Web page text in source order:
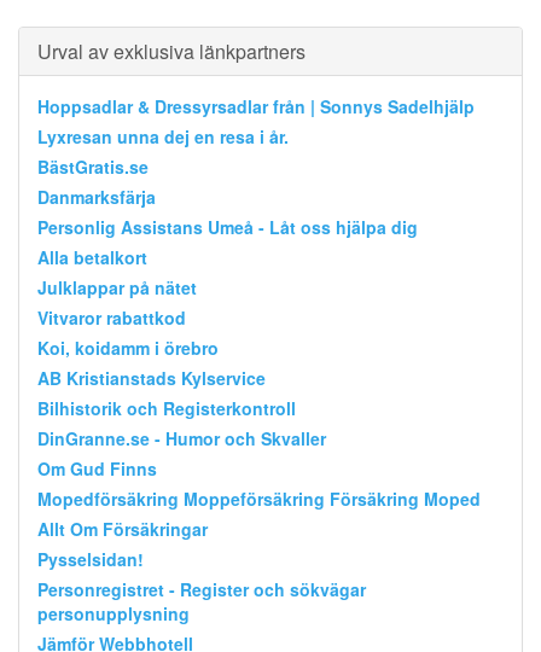
Urval av exklusiva länkpartners
Hoppsadlar & Dressyrsadlar från | Sonnys Sadelhjälp
Lyxresan unna dej en resa i år.
BästGratis.se
Danmarksfärja
Personlig Assistans Umeå - Låt oss hjälpa dig
Alla betalkort
Julklappar på nätet
Vitvaror rabattkod
Koi, koidamm i örebro
AB Kristianstads Kylservice
Bilhistorik och Registerkontroll
DinGranne.se - Humor och Skvaller
Om Gud Finns
Mopedförsäkring Moppeförsäkring Försäkring Moped
Allt Om Försäkringar
Pysselsidan!
Personregistret - Register och sökvägar
personupplysning
Jämför Webbhotell